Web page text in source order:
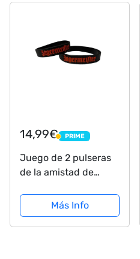
14,99€ PRIME
PRIME
Juego de 2 pulseras
de la amistad de
silicona.Más Info